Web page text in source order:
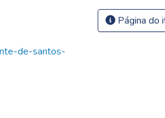
de-santos-
Página do